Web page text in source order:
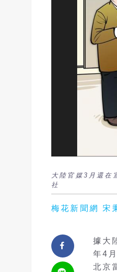
大陸官媒3月還在
社
梅花新聞網 宋
據大
年4
北京